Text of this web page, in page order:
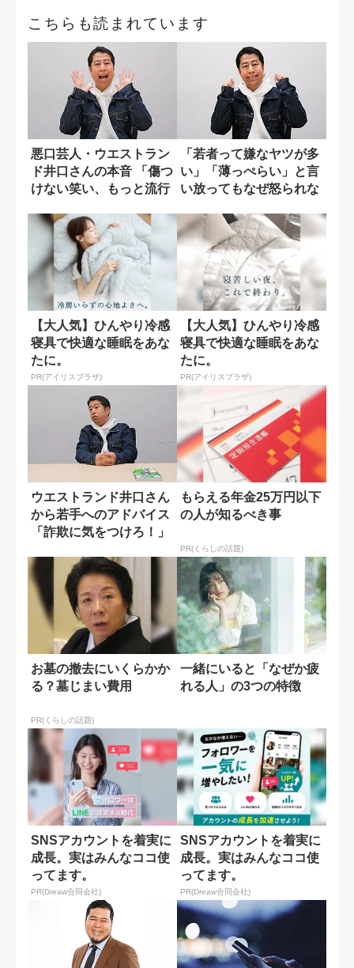
こちらも読まれています
悪口芸人・ウエストラン
ド井口さんの本音 「傷つ
けない笑い、もっと流行
「若者って嫌なヤツが多
い」「薄っぺらい」と言
い放ってもなぜ怒られな
【大人気】ひんやり冷感
寝具で快適な睡眠をあな
たに。
PR(アイリスプラザ)
【大人気】ひんやり冷感
寝具で快適な睡眠をあな
たに。
PR(アイリスプラザ)
ウエストランド井口さん
から若手へのアドバイス
「詐欺に気をつけろ！」
もらえる年金25万円以下
の人が知るべき事
PR(くらしの話題)
お墓の撤去にいくらかか
る？墓じまい費用
PR(くらしの話題)
一緒にいると「なぜか疲
れる人」の3つの特徴
SNSアカウントを着実に
成長。実はみんなココ使
ってます。
PR(Dreaw合同会社)
SNSアカウントを着実に
成長。実はみんなココ使
ってます。
PR(Dreaw合同会社)